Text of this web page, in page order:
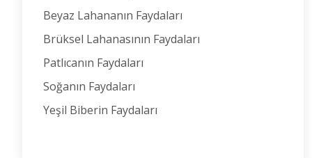
Beyaz Lahananın Faydaları
Brüksel Lahanasının Faydaları
Patlıcanın Faydaları
Soğanın Faydaları
Yeşil Biberin Faydaları